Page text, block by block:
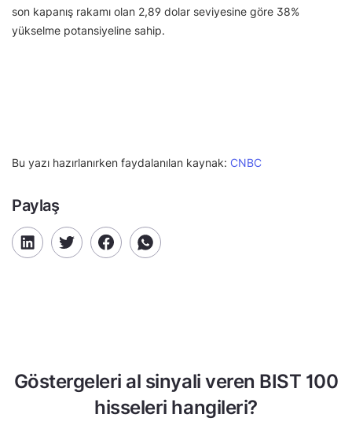
son kapanış rakamı olan 2,89 dolar seviyesine göre 38%
yükselme potansiyeline sahip.
Bu yazı hazırlanırken faydalanılan kaynak: CNBC
Paylaş
Göstergeleri al sinyali veren BIST 100
hisseleri hangileri?